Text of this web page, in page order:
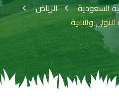
السعودية
الرياض
والثانية